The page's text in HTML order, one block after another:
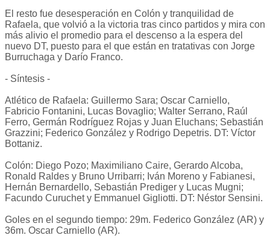
El resto fue desesperación en Colón y tranquilidad de
Rafaela, que volvió a la victoria tras cinco partidos y mira con
más alivio el promedio para el descenso a la espera del
nuevo DT, puesto para el que están en tratativas con Jorge
Burruchaga y Darío Franco.
- Síntesis -
Atlético de Rafaela: Guillermo Sara; Oscar Carniello,
Fabricio Fontanini, Lucas Bovaglio; Walter Serrano, Raúl
Ferro, Germán Rodríguez Rojas y Juan Eluchans; Sebastián
Grazzini; Federico González y Rodrigo Depetris. DT: Víctor
Bottaniz.
Colón: Diego Pozo; Maximiliano Caire, Gerardo Alcoba,
Ronald Raldes y Bruno Urribarri; Iván Moreno y Fabianesi,
Hernán Bernardello, Sebastián Prediger y Lucas Mugni;
Facundo Curuchet y Emmanuel Gigliotti. DT: Néstor Sensini.
Goles en el segundo tiempo: 29m. Federico González (AR) y
36m. Oscar Carniello (AR).